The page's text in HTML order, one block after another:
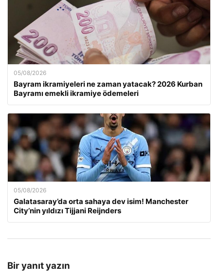
05/08/2026
Bayram ikramiyeleri ne zaman yatacak? 2026 Kurban
Bayramı emekli ikramiye ödemeleri
05/08/2026
Galatasaray’da orta sahaya dev isim! Manchester
City’nin yıldızı Tijjani Reijnders
Bir yanıt yazın